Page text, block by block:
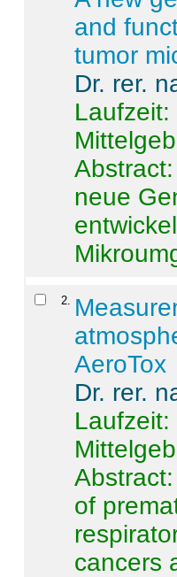
and
tumor
Dr. rer.
Abstract:
neue
2
AeroTox
Dr. rer.
Abstract:
of
cancers